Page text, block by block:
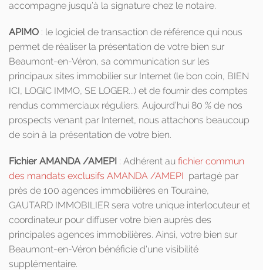
accompagne jusqu’à la signature chez le notaire.
APIMO : le logiciel de transaction de référence qui nous
permet de réaliser la présentation de votre bien sur
Beaumont-en-Véron, sa communication sur les
principaux sites immobilier sur Internet (le bon coin, BIEN
ICI, LOGIC IMMO, SE LOGER...) et de fournir des comptes
rendus commerciaux réguliers. Aujourd’hui 80 % de nos
prospects venant par Internet, nous attachons beaucoup
de soin à la présentation de votre bien.
Fichier AMANDA /AMEPI : Adhérent au fichier commun
des mandats exclusifs AMANDA /AMEPI partagé par
près de 100 agences immobilières en Touraine,
GAUTARD IMMOBILIER sera votre unique interlocuteur et
coordinateur pour diffuser votre bien auprès des
principales agences immobilières. Ainsi, votre bien sur
Beaumont-en-Véron bénéficie d'une visibilité
supplémentaire.